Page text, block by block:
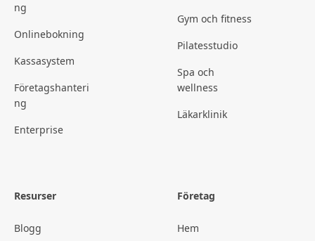
ng
Onlinebokning
Kassasystem
Företagshanteri
ng
Enterprise
Gym och fitness
Pilatesstudio
Spa och
wellness
Läkarklinik
Resurser
Blogg
Företag
Hem